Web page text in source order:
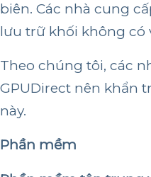
biên. Các nhà cung
lưu trữ khối không có
Theo chúng tôi, các
GPUDirect nên khẩn
này.
Phần mềm